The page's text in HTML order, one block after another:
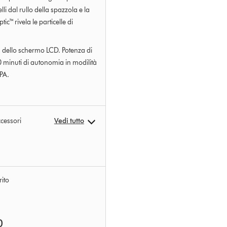
dal rullo della spazzola e la
rivela le particelle di
schermo LCD. Potenza di
minuti di autonomia in modilità
Vedi tutto